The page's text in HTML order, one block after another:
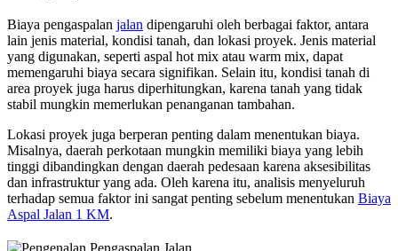
Biaya pengaspalan jalan dipengaruhi oleh berbagai faktor, antara
lain jenis material, kondisi tanah, dan lokasi proyek. Jenis material
yang digunakan, seperti aspal hot mix atau warm mix, dapat
memengaruhi biaya secara signifikan. Selain itu, kondisi tanah di
area proyek juga harus diperhitungkan, karena tanah yang tidak
stabil mungkin memerlukan penanganan tambahan.
Lokasi proyek juga berperan penting dalam menentukan biaya.
Misalnya, daerah perkotaan mungkin memiliki biaya yang lebih
tinggi dibandingkan dengan daerah pedesaan karena aksesibilitas
dan infrastruktur yang ada. Oleh karena itu, analisis menyeluruh
terhadap semua faktor ini sangat penting sebelum menentukan Biaya
Aspal Jalan 1 KM.